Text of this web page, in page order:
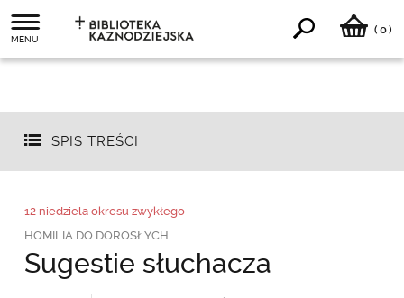
MENU
( 0)
SPIS TREŚCI
12 niedziela okresu zwykłego
HOMILIA DO DOROSŁYCH
Sugestie słuchacza